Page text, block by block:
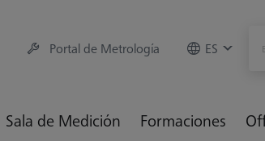
Portal de Metrología ES
Sala de Medición Formaciones